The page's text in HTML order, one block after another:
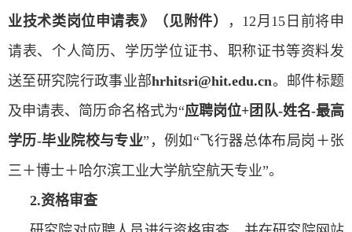
业技术类岗位申请表》（见附件）
， 12 月 15 日前将申
请表、个人简历、学历学位证书、职称证书等资料发
送至研究院行政事业部hrhitsri@hit.edu.cn。邮件标题
及申请表、简历命名格式为“应聘岗位+团队-姓名-最高
学历-毕业院校与专业”，例如“飞行器总体布局岗＋张
三＋博士＋哈尔滨工业大学航空航天专业”。
2.资格审查